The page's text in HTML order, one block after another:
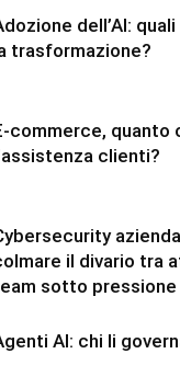
dell’AI:
trasformazione?
commerce, quanto
clienti?
il divario tra
sotto pressione
AI: chi li